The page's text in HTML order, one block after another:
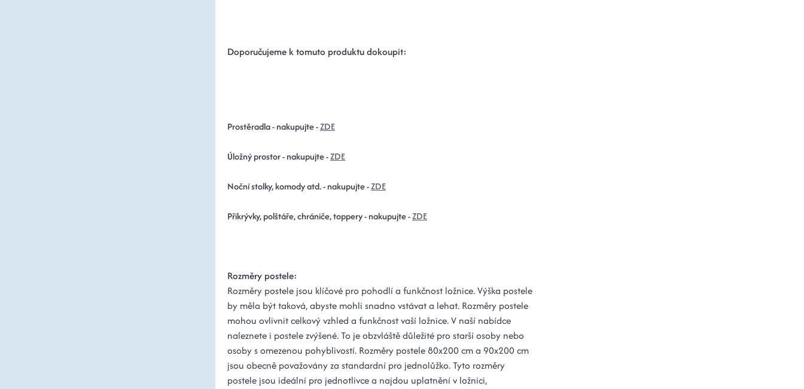
Doporučujeme k tomuto produktu dokoupit:
Prostěradla - nakupujte -ZDE
Úložný prostor - nakupujte -ZDE
Noční stolky, komody atd. - nakupujte -ZDE
Přikrývky, polštáře, chrániče, toppery - nakupujte -ZDE
Rozměry postele:
Rozměry postele jsou klíčové pro pohodlí a funkčnost ložnice. Výška postele
by měla být taková, abyste mohli snadno vstávat a lehat. Rozměry postele
mohou ovlivnit celkový vzhled a funkčnost vaší ložnice. V naší nabídce
naleznete i postele zvýšené. To je obzvláště důležité pro starší osoby nebo
osoby s omezenou pohyblivostí. Rozměry postele 80x200 cm a 90x200 cm
jsou obecně považovány za standardní pro jednolůžko. Tyto rozměry
postele jsou ideální pro jednotlivce a najdou uplatnění v ložnici,